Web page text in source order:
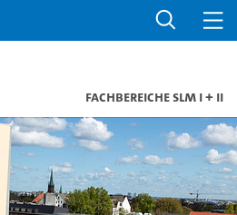
Fachbereiche SLM I + II